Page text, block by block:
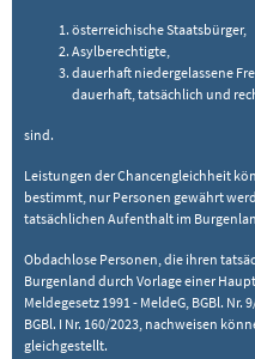
österreichische Staatsbürger,
Asylberechtigte,
dauerhaft niedergelassene
dauerhaft, tatsächlich und
sind.
Leistungen der Chancengleichheit
bestimmt, nur Personen gewährt
tatsächlichen Aufenthalt im
Obdachlose Personen, die ihren
Burgenland durch Vorlage einer
Meldegesetz 1991 - MeldeG, BGBl.
BGBl. I Nr. 160/2023, nachweisen
gleichgestellt.